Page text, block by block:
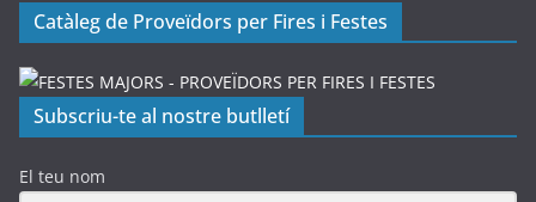
Catàleg de Proveïdors per Fires i Festes
Subscriu-te al nostre butlletí
El teu nom